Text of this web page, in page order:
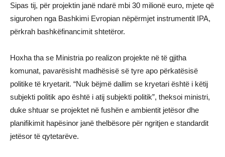
Sipas tij, për projektin janë ndarë mbi 30 milionë euro, mjete që
sigurohen nga Bashkimi Evropian nëpërmjet instrumentit IPA,
përkrah bashkëfinancimit shtetëror.
Hoxha tha se Ministria po realizon projekte në të gjitha
komunat, pavarësisht madhësisë së tyre apo përkatësisë
politike të kryetarit. “Nuk bëjmë dallim se kryetari është i këtij
subjekti politik apo është i atij subjekti politik”, theksoi ministri,
duke shtuar se projektet në fushën e ambientit jetësor dhe
planifikimit hapësinor janë thelbësore për ngritjen e standardit
jetësor të qytetarëve.